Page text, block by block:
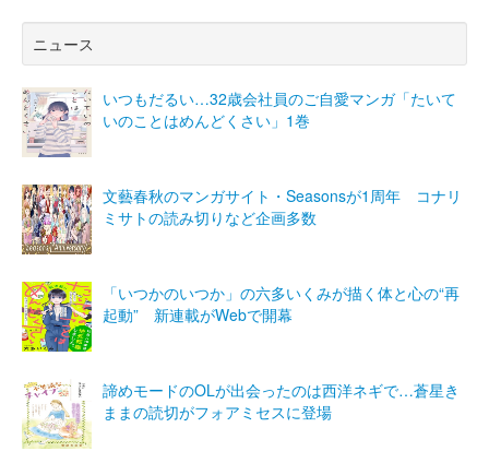
ニュース
いつもだるい…32歳会社員のご自愛マンガ「たいて
いのことはめんどくさい」1巻
文藝春秋のマンガサイト・Seasonsが1周年 コナリ
ミサトの読み切りなど企画多数
「いつかのいつか」の六多いくみが描く体と心の“再
起動” 新連載がWebで開幕
諦めモードのOLが出会ったのは西洋ネギで…蒼星き
ままの読切がフォアミセスに登場